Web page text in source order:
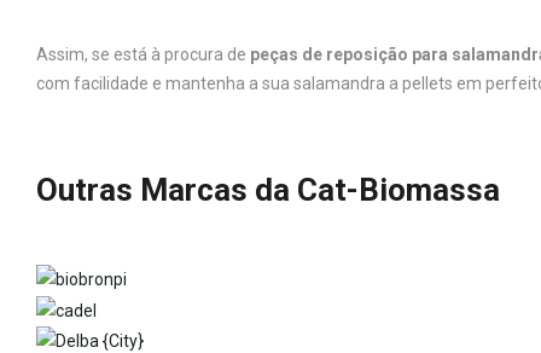
Assim, se está à procura de peças de reposição para
com facilidade e mantenha a sua salamandra a pellets em
Outras Marcas da Cat-Biomassa